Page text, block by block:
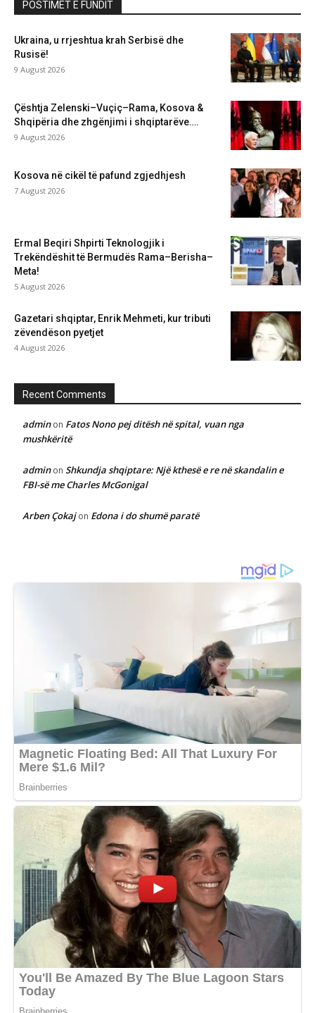
POSTIMET E FUNDIT
Ukraina, u rrjeshtua krah Serbisë dhe
Rusisë!
9 August 2026
Çështja Zelenski–Vuçiç–Rama, Kosova &
Shqipëria dhe zhgënjimi i shqiptarëve….
9 August 2026
Kosova në cikël të pafund zgjedhjesh
7 August 2026
Ermal Beqiri Shpirti Teknologjik i
Trekëndëshit të Bermudës Rama–Berisha–
Meta!
5 August 2026
Gazetari shqiptar, Enrik Mehmeti, kur tributi
zëvendëson pyetjet
4 August 2026
Recent Comments
adminon Fatos Nono pej ditësh në spital, vuan nga
mushkëritë
adminon Shkundja shqiptare: Një kthesë e re në skandalin e
FBI-së me Charles McGonigal
Arben Çokajon Edona i do shumë paratë